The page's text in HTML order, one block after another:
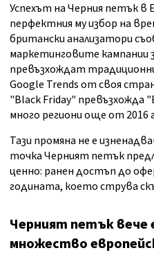
Успехът на Черния петък в
перфектния му избор на
британски анализатори
маркетинговите кампании
превъзхождат
Google Trends от своя
"Black Friday" превъзхожда
много региони още от 2016
Тази промяна не е
точка Черният петък
ценно: ранен достъп до
годината, което струва
Черният петък вече
множество